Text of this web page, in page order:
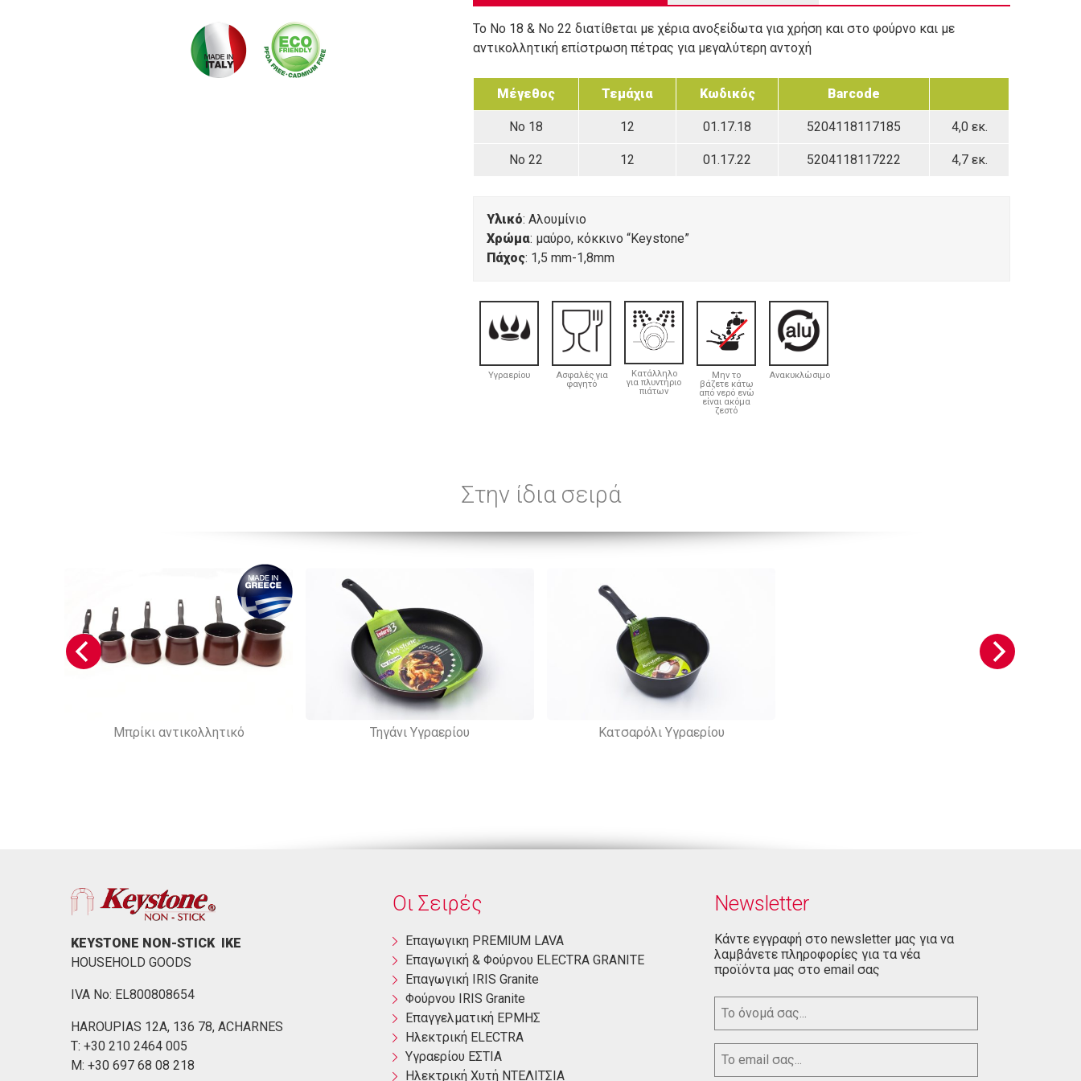
Το Νο 18 & Νο 22 διατίθεται με χέρια ανοξείδωτα για χρήση και στο φούρνο και με
αντικολλητική επίστρωση πέτρας για μεγαλύτερη αντοχή
Μέγεθος Τεμάχια Κωδικός Barcode
Νο 18 12 01.17.18 5204118117185 4,0 εκ.
Νο 22 12 01.17.22 5204118117222 4,7 εκ.
Υλικό: Αλουμίνιο
Χρώμα: μαύρο, κόκκινο “Keystone”
Πάχος: 1,5 mm-1,8mm
Υγραερίου
Ασφαλές για
φαγητό
Κατάλληλο
για πλυντήριο
πιάτων
Μην το
βάζετε κάτω
από νερό ενώ
είναι ακόμα
ζεστό
Ανακυκλώσιμο
Στην ίδια σειρά
Mπρίκι αντικολλητικό Τηγάνι Υγραερίου Κατσαρόλι Υγραερίου
KEYSTONE NON-STICK ΙΚΕ
HOUSEHOLD GOODS
IVA No: EL800808654
HAROUPIAS 12Α, 136 78, ACHARNES
Τ: +30 210 2464 005
M: +30 697 68 08 218
Οι Σειρές
Eπαγωγικη PREMIUM LAVA
Eπαγωγική & Φούρνου ELECTRA GRANITE
Επαγωγική ΙRIS Granite
Φούρνου ΙRIS Granite
Επαγγελματική ΕΡΜΗΣ
Ηλεκτρική ΕLECTRA
Yγραερίου ΕΣΤΙΑ
Ηλεκτρική Χυτή ΝΤΕΛΙΤΣΙΑ
Newsletter
Κάντε εγγραφή στο newsletter μας για να
λαμβάνετε πληροφορίες για τα νέα
προϊόντα μας στο email σας